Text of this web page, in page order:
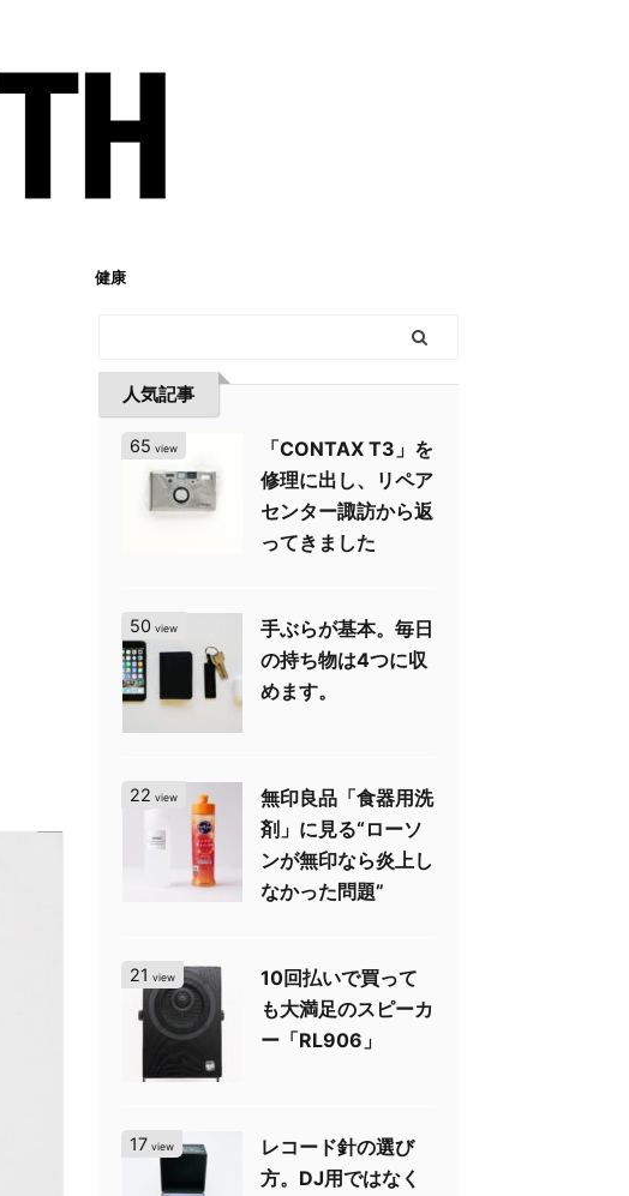
健康
人気記事
65 view
「CONTAX T3」を
修理に出し、リペア
センター諏訪から返
ってきました
50 view
手ぶらが基本。毎日
の持ち物は4つに収
めます。
22 view
無印良品「食器用洗
剤」に見る“ローソ
ンが無印なら炎上し
なかった問題”
21 view
10回払いで買って
も大満足のスピーカ
ー「RL906」
17 view
レコード針の選び
方。DJ用ではなく